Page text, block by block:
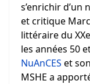
s’enrichir d’un
et critique
littéraire du
les années 50
NuAnCES et
MSHE a